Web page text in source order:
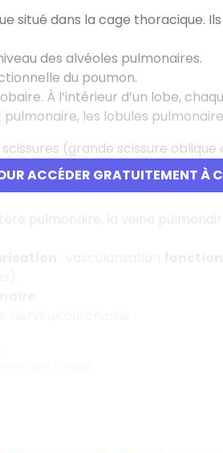
ACCÉDER GRATUITEMENT À
situé dans la cage thoracique.
des alvéoles pulmonaires.
du poumon.
À l’intérieur d’un lobe,
les lobules
(grande scissure
grande scissure oblique.